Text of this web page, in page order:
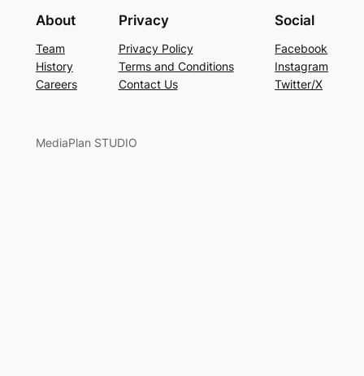
About
Team
History
Careers
Privacy
Privacy Policy
Terms and Conditions
Contact Us
Social
Facebook
Instagram
Twitter/X
MediaPlan STUDIO